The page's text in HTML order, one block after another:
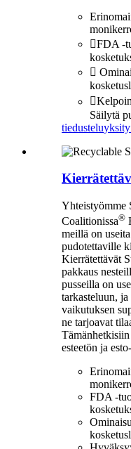
FDA -

Säilytä
tiedustelu
Yhteistyömme
Coalitionissa®
meillä on
pudotettaville
Kierrätettävät
pakkaus
pusseilla on
tarkasteluun,
vaikutuksen
ne tarjoavat
esteetön ja
FDA -